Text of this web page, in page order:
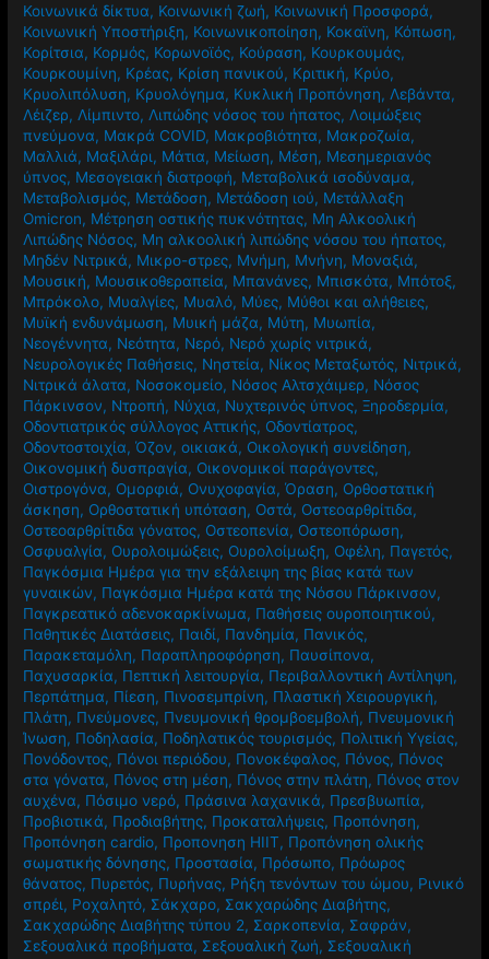
Κοινωνικά δίκτυα, Κοινωνική ζωή, Κοινωνική Προσφορά,
Κοινωνική Υποστήριξη, Κοινωνικοποίηση, Κοκαϊνη, Κόπωση,
Κορίτσια, Κορμός, Κορωνοϊός, Κούραση, Κουρκουμάς,
Κουρκουμίνη, Κρέας, Κρίση πανικού, Κριτική, Κρύο,
Κρυολιπόλυση, Κρυολόγημα, Κυκλική Προπόνηση, Λεβάντα,
Λέιζερ, Λίμπιντο, Λιπώδης νόσος του ήπατος, Λοιμώξεις
πνεύμονα, Μακρά COVID, Μακροβιότητα, Μακροζωία,
Μαλλιά, Μαξιλάρι, Μάτια, Μείωση, Μέση, Μεσημεριανός
ύπνος, Μεσογειακή διατροφή, Μεταβολικά ισοδύναμα,
Μεταβολισμός, Μετάδοση, Μετάδοση ιού, Μετάλλαξη
Omicron, Μέτρηση οστικής πυκνότητας, Μη Αλκοολική
Λιπώδης Νόσος, Μη αλκοολική λιπώδης νόσου του ήπατος,
Μηδέν Νιτρικά, Μικρο-στρες, Μνήμη, Μνήνη, Μοναξιά,
Μουσική, Μουσικοθεραπεία, Μπανάνες, Μπισκότα, Μπότοξ,
Μπρόκολο, Μυαλγίες, Μυαλό, Μύες, Μύθοι και αλήθειες,
Μυϊκή ενδυνάμωση, Μυική μάζα, Μύτη, Μυωπία,
Νεογέννητα, Νεότητα, Νερό, Νερό χωρίς νιτρικά,
Νευρολογικές Παθήσεις, Νηστεία, Νίκος Μεταξωτός, Νιτρικά,
Νιτρικά άλατα, Νοσοκομείο, Νόσος Αλτσχάιμερ, Νόσος
Πάρκινσον, Ντροπή, Νύχια, Νυχτερινός ύπνος,Ξηροδερμία,
Οδοντιατρικός σύλλογος Αττικής, Οδοντίατρος,
Οδοντοστοιχία,Όζον,οικιακά, Οικολογική συνείδηση,
Οικονομική δυσπραγία, Οικονομικοί παράγοντες,
Οιστρογόνα, Ομορφιά, Ονυχοφαγία,Όραση, Ορθοστατική
άσκηση, Ορθοστατική υπόταση, Οστά, Οστεοαρθρίτιδα,
Οστεοαρθρίτιδα γόνατος, Οστεοπενία, Οστεοπόρωση,
Οσφυαλγία, Ουρολοιμώξεις, Ουρολοίμωξη, Οφέλη, Παγετός,
Παγκόσμια Ημέρα για την εξάλειψη της βίας κατά των
γυναικών, Παγκόσμια Ημέρα κατά της Νόσου Πάρκινσον,
Παγκρεατικό αδενοκαρκίνωμα, Παθήσεις ουροποιητικού,
Παθητικές Διατάσεις, Παιδί, Πανδημία, Πανικός,
Παρακεταμόλη, Παραπληροφόρηση, Παυσίπονα,
Παχυσαρκία, Πεπτική λειτουργία, Περιβαλλοντική Αντίληψη,
Περπάτημα, Πίεση, Πινοσεμπρίνη, Πλαστική Χειρουργική,
Πλάτη, Πνεύμονες, Πνευμονική θρομβοεμβολή, Πνευμονική
Ίνωση, Ποδηλασία, Ποδηλατικός τουρισμός, Πολιτική Υγείας,
Πονόδοντος, Πόνοι περιόδου, Πονοκέφαλος, Πόνος, Πόνος
στα γόνατα, Πόνος στη μέση, Πόνος στην πλάτη, Πόνος στον
αυχένα, Πόσιμο νερό, Πράσινα λαχανικά, Πρεσβυωπία,
Προβιοτικά, Προδιαβήτης, Προκαταλήψεις, Προπόνηση,
Προπόνηση cardio, Προπονηση HIIT, Προπόνηση ολικής
σωματικής δόνησης, Προστασία, Πρόσωπο, Πρόωρος
θάνατος, Πυρετός, Πυρήνας, Ρήξη τενόντων του ώμου, Ρινικό
σπρέι, Ροχαλητό, Σάκχαρο, Σακχαρώδης Διαβήτης,
Σακχαρώδης Διαβήτης τύπου 2, Σαρκοπενία, Σαφράν,
Σεξουαλικά προβήματα, Σεξουαλική ζωή, Σεξουαλική